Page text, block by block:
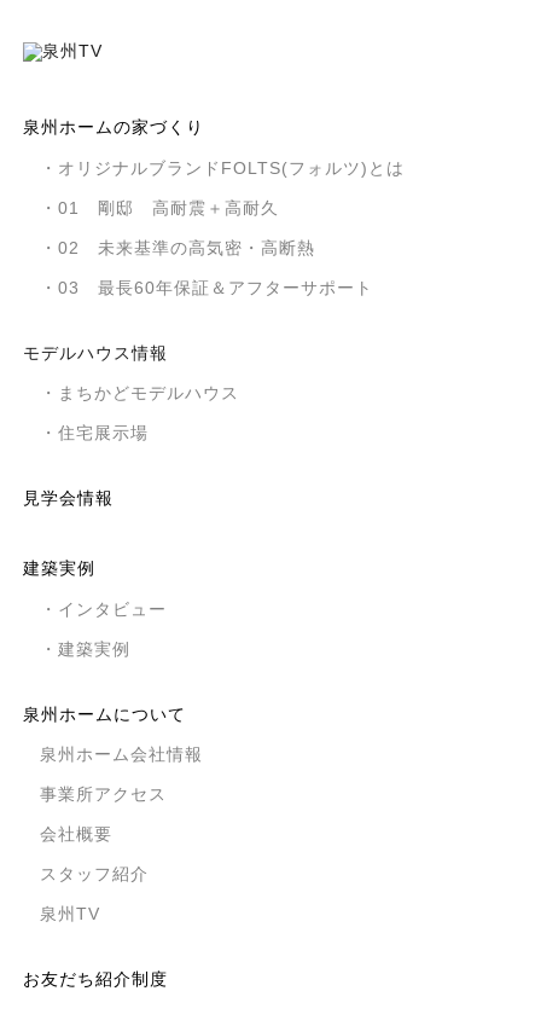
泉州ホームの家づくり
・オリジナルブランドFOLTS(フォルツ)とは
・01 剛邸 高耐震＋高耐久
・02 未来基準の高気密・高断熱
・03 最長60年保証＆アフターサポート
モデルハウス情報
・まちかどモデルハウス
・住宅展示場
見学会情報
建築実例
・インタビュー
・建築実例
泉州ホームについて
泉州ホーム会社情報
事業所アクセス
会社概要
スタッフ紹介
泉州TV
お友だち紹介制度